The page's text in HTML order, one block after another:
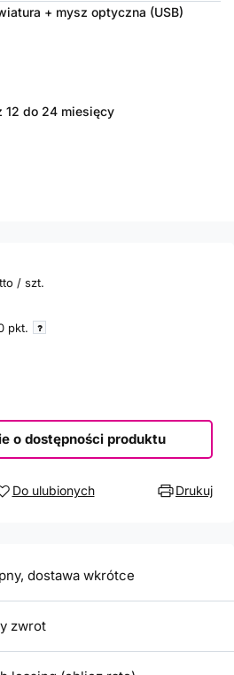
+ mysz optyczna (USB)
12 do 24 miesięcy
/ szt.
pkt.
o dostępności produktu
Do ulubionych Drukuj
dostawa wkrótce
zwrot